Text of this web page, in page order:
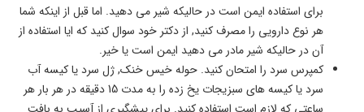
برای استفاده ایمن است در حالیکه شیر می دهید. اما قبل از اینکه شما
هر نوع دارویی را مصرف کنید, از دکتر خود سوال کنید که ایا استفاده از
آن در حالیکه شیر مادر می دهید ایمن است یا خیر.
کمپرس سرد را امتحان کنید. حوله خیس خنک, ژل سرد یا کیسه آب
سرد یا کیسه های سبزیجات یخ زده را به مدت 15 دقیقه در هر بار هر